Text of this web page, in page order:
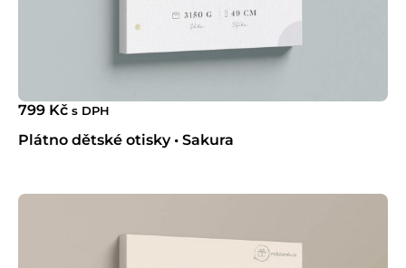
799 Kč s DPH
Plátno dětské otisky • Sakura